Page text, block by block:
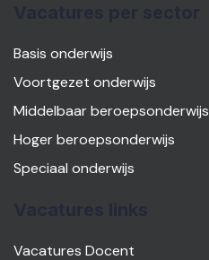
Basis onderwijs
Voortgezet onderwijs
Middelbaar beroepsonderwijs
Hoger beroepsonderwijs
Speciaal onderwijs
Vacatures Docent